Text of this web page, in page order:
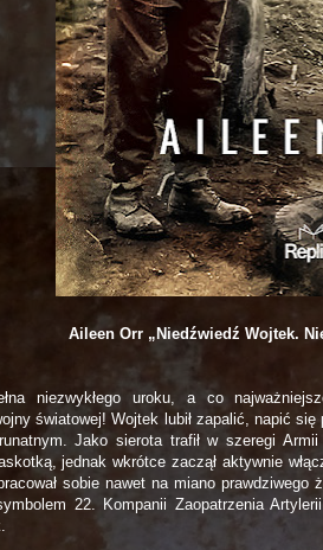
Aileen Orr „Niedźwiedź Wojtek.
niezwykłego uroku, a co
światowej! Wojtek lubił zapalić, napić
Jako sierota trafił w szeregi
jednak wkrótce zaczął aktywnie
sobie nawet na miano
22. Kompanii Zaopatrzenia